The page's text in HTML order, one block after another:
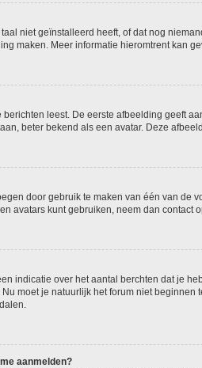
niet geïnstalleerd heeft, of dat nog
maken. Meer informatie hieromtrent kan
leest. De eerste afbeelding geeft
beter bekend als een avatar. Deze
door gebruik te maken van één van
avatars kunt gebruiken, neem dan contact
indicatie over het aantal berchten dat je
moet je natuurlijk het forum niet
aanmelden?